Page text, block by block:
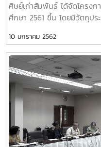
ศิษย์เก่าสัมพันธ์ ได้จัดโครง
ศึกษา 2561 ขึ้น โดยมีวัตถุป
เป็นการให้ผู้บริหารมหาวิทยา
ความขอบคุณผู้สนับสนุนทุนก
ฟังโอวาทจากผู้บริหารและผู้ส
เกียรติจาก รศ.ดร.วีระพล ทอ
โจ้ เป็นประธานในพิธี โดยได้
รัฐ ภาคเอกชน หน่วยงานรัฐ
เก่าแม่โจ้ และบุคคลทั่วไป ณ
10 มกราคม 2562